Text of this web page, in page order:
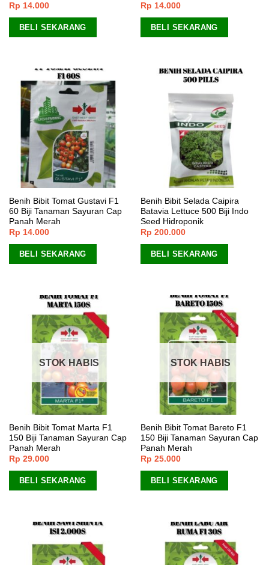
Rp 14.000
BELI SEKARANG
Rp 14.000
BELI SEKARANG
Benih Bibit Tomat Gustavi F1
60 Biji Tanaman Sayuran Cap
Panah Merah
Rp 14.000
BELI SEKARANG
Benih Bibit Selada Caipira
Batavia Lettuce 500 Biji Indo
Seed Hidroponik
Rp 200.000
BELI SEKARANG
STOK HABIS
Benih Bibit Tomat Marta F1
150 Biji Tanaman Sayuran Cap
Panah Merah
Rp 29.000
BELI SEKARANG
STOK HABIS
Benih Bibit Tomat Bareto F1
150 Biji Tanaman Sayuran Cap
Panah Merah
Rp 25.000
BELI SEKARANG